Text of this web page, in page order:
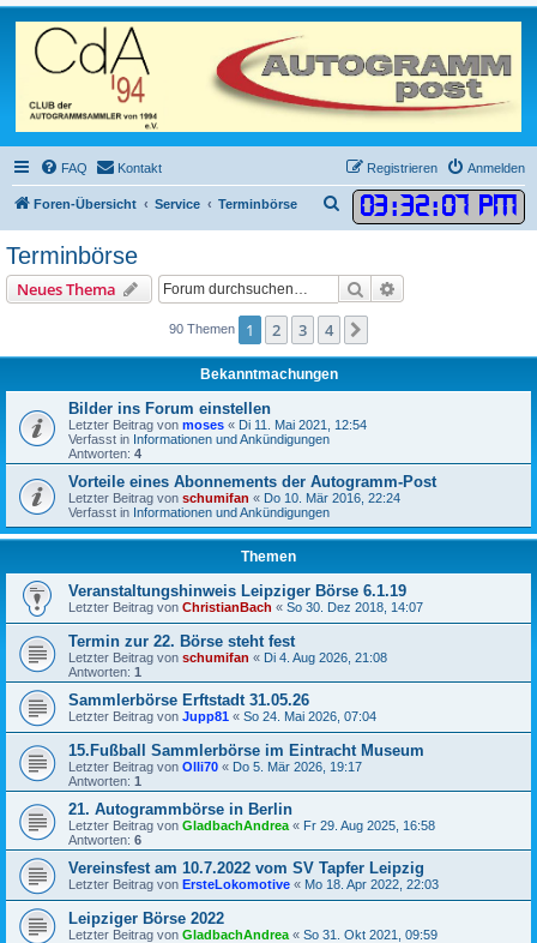
FAQ Kontakt Anmelden
Registrieren
Foren-Übersicht Service Terminbörse 03:32:07 PM
u
h
e
Terminbörse
Neues Thema Suche
90 Themen 1 2 3 4
Bekanntmachungen
Bilder ins Forum einstellen
Letzter Beitrag von moses « Di 11. Mai 2021, 12:54
Verfasst in Informationen und Ankündigungen
Antworten: 4
Vorteile eines Abonnements der Autogramm-Post
Letzter Beitrag von schumifan « Do 10. Mär 2016, 22:24
Verfasst in Informationen und Ankündigungen
Themen
Veranstaltungshinweis Leipziger Börse 6.1.19
Letzter Beitrag von ChristianBach « So 30. Dez 2018, 14:07
Termin zur 22. Börse steht fest
Letzter Beitrag von schumifan « Di 4. Aug 2026, 21:08
Antworten: 1
Sammlerbörse Erftstadt 31.05.26
Letzter Beitrag von Jupp81 « So 24. Mai 2026, 07:04
15.Fußball Sammlerbörse im Eintracht Museum
Letzter Beitrag von Olli70 « Do 5. Mär 2026, 19:17
Antworten: 1
21. Autogrammbörse in Berlin
Letzter Beitrag von GladbachAndrea « Fr 29. Aug 2025, 16:58
Antworten: 6
Vereinsfest am 10.7.2022 vom SV Tapfer Leipzig
Letzter Beitrag von ErsteLokomotive « Mo 18. Apr 2022, 22:03
Leipziger Börse 2022
Letzter Beitrag von GladbachAndrea « So 31. Okt 2021, 09:59